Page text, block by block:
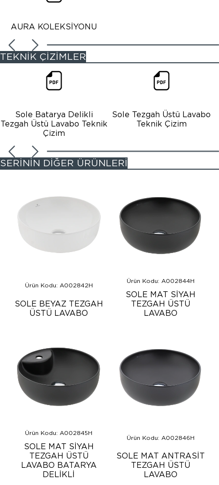
AURA KOLEKSİYONU
TEKNİK ÇİZİMLER
Sole Batarya Delikli
Tezgah Üstü Lavabo Teknik
Çizim
Sole Tezgah Üstü Lavabo
Teknik Çizim
SERİNİN DİĞER ÜRÜNLERİ
Ürün Kodu: A002842H
SOLE BEYAZ TEZGAH
ÜSTÜ LAVABO
Ürün Kodu: A002844H
SOLE MAT SİYAH
TEZGAH ÜSTÜ
LAVABO
Ürün Kodu: A002845H
SOLE MAT SİYAH
TEZGAH ÜSTÜ
LAVABO BATARYA
DELİKLİ
Ürün Kodu: A002846H
SOLE MAT ANTRASİT
TEZGAH ÜSTÜ
LAVABO